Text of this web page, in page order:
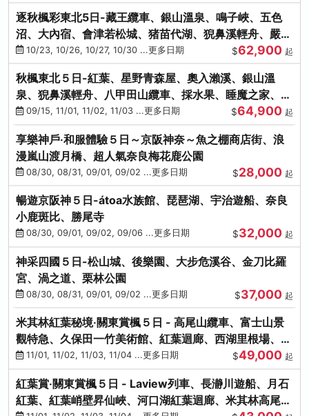
逐秋楓彩東北5日-藏王纜車、銀山溫泉、鳴子峽、五色
沼、大內宿、會津若松城、猪苗代湖、猊鼻溪輕舟、嚴美
溪、松島海灣遊船
10/23, 10/26, 10/27, 10/30 ...更多日期 $62,900 起
秋楓東北５日-紅葉、星野青森屋、奧入瀨溪、銀山溫
泉、猊鼻溪輕舟、八甲田山纜車、採水果、睡魔之家、法
式料理(不進免稅店)
09/15, 11/01, 11/02, 11/03 ...更多日期 $64,900 起
享樂神戶‧和服體驗５日～京阪神奈～魚之棚商店街、浪
漫嵐山渡月橋、超人氣奈良梅花鹿公園
08/30, 08/31, 09/01, 09/02 ...更多日期 $28,000 起
暢遊京阪神５日-átoa水族館、琵琶湖、宇治遊船、奈良
小鹿斑比、勝尾寺
08/30, 09/01, 09/02, 09/06 ...更多日期 $32,000 起
神采四國５日-松山城、後樂園、大步危溪谷、金刀比羅
宮、渦之道、栗林公園
08/30, 08/31, 09/01, 09/02 ...更多日期 $37,000 起
米其林紅葉秘境‧關東賞楓５日 - 高尾山纜車、富士山景
觀特急、久保田一竹美術館、紅葉迴廊、西湖里根場、銀
杏大道
11/01, 11/02, 11/03, 11/04 ...更多日期 $49,000 起
紅葉賞‧關東賞楓５日 - Laview列車、長瀞川遊船、月石
紅葉、紅葉峭壁昇仙峽、河口湖紅葉迴廊、米其林高尾